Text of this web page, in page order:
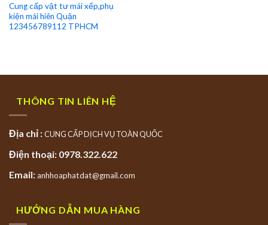
Cung cấp vật tư mái xếp,phụ
kiện mái hiên Quận
123456789112 TPHCM
THÔNG TIN LIÊN HỆ
Địa chỉ :CUNG CẤP DỊCH VỤ TOÀN QUỐC
Điện thoại: 0978.322.622
Email:anhhoaphatdat@gmail.com
HƯỚNG DẪN MUA HÀNG